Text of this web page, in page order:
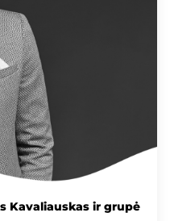
Kavaliauskas ir grupė